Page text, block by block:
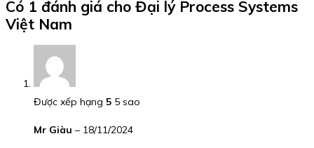
Có 1 đánh giá cho Đại lý Process Systems
Việt Nam
Được xếp hạng 5 5 sao
Mr Giàu – 18/11/2024